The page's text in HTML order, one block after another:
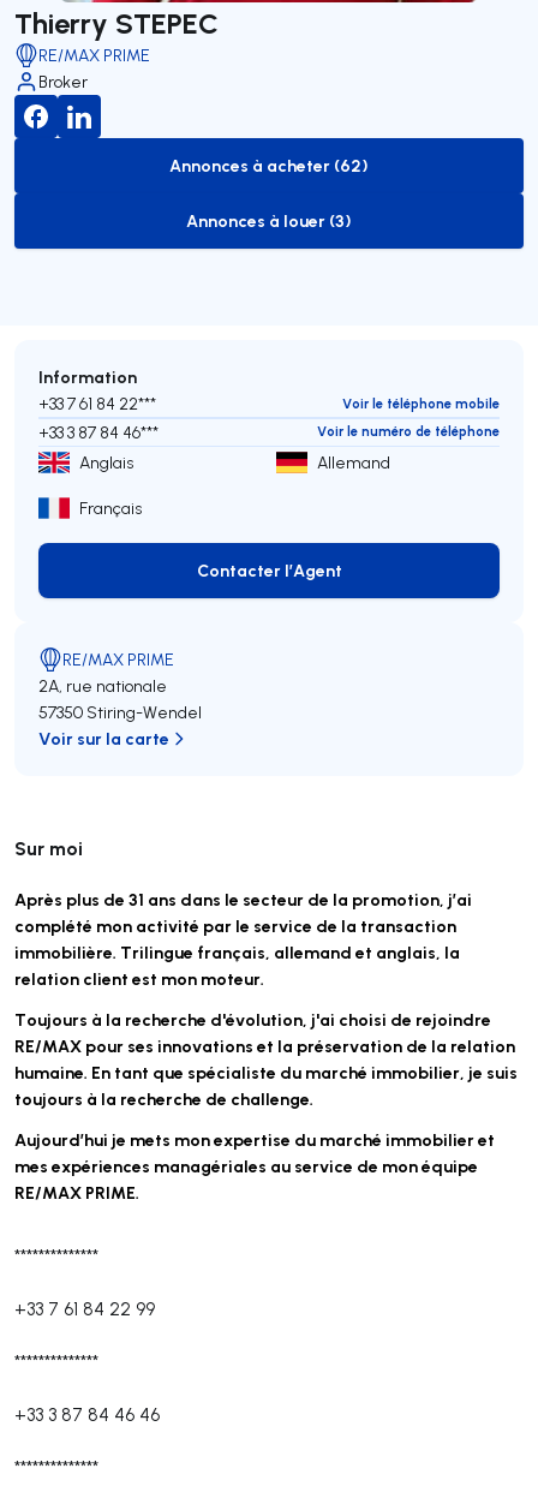
Thierry STEPEC
RE/MAX PRIME
Broker
to-buy-listing
Annonces à acheter (62)
to-rent-listing
Annonces à louer (3)
Sur moi
Après plus de 31 ans dans le secteur de la promotion, j’ai
complété mon activité par le service de la transaction
immobilière. Trilingue français, allemand et anglais, la
relation client est mon moteur.
Toujours à la recherche d'évolution, j'ai choisi de rejoindre
RE/MAX pour ses innovations et la préservation de la relation
humaine. En tant que spécialiste du marché immobilier, je suis
toujours à la recherche de challenge.
Aujourd’hui je mets mon expertise du marché immobilier et
mes expériences managériales au service de mon équipe
RE/MAX PRIME.
**************
+33 7 61 84 22 99
**************
+33 3 87 84 46 46
**************
Information
+33 7 61 84 22*** Voir le téléphone mobile
+33 3 87 84 46*** Voir le numéro de téléphone
Anglais Allemand
Français
Contacter l’Agent
Contacter l’Agent
RE/MAX PRIME
2A, rue nationale
57350 Stiring-Wendel
Voir sur la carte